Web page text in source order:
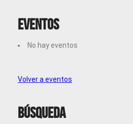
Eventos
No hay eventos
Volver a eventos
Búsqueda